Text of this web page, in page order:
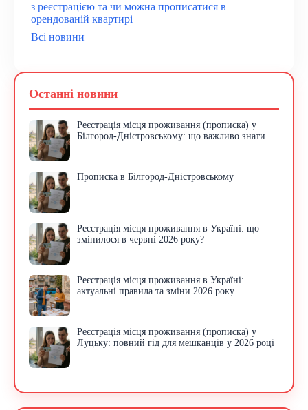
з реєстрацією та чи можна прописатися в
орендованій квартирі
Всі новини
Останні новини
Реєстрація місця проживання (прописка) у
Білгород-Дністровському: що важливо знати
Прописка в Білгород-Дністровському
Реєстрація місця проживання в Україні: що
змінилося в червні 2026 року?
Реєстрація місця проживання в Україні:
актуальні правила та зміни 2026 року
Реєстрація місця проживання (прописка) у
Луцьку: повний гід для мешканців у 2026 році